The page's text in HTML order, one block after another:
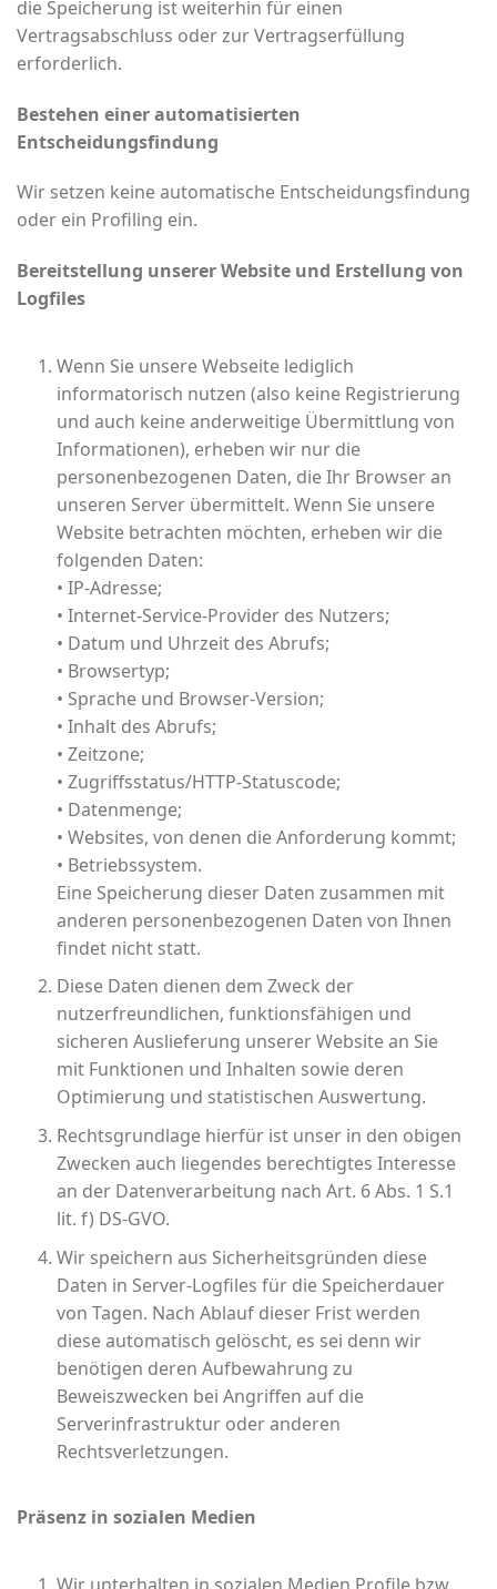
die Speicherung ist weiterhin für einen
Vertragsabschluss oder zur Vertragserfüllung
erforderlich.
Bestehen einer automatisierten
Entscheidungsfindung
Wir setzen keine automatische Entscheidungsfindung
oder ein Profiling ein.
Bereitstellung unserer Website und Erstellung von
Logfiles
Wenn Sie unsere Webseite lediglich
informatorisch nutzen (also keine Registrierung
und auch keine anderweitige Übermittlung von
Informationen), erheben wir nur die
personenbezogenen Daten, die Ihr Browser an
unseren Server übermittelt. Wenn Sie unsere
Website betrachten möchten, erheben wir die
folgenden Daten:
• IP-Adresse;
• Internet-Service-Provider des Nutzers;
• Datum und Uhrzeit des Abrufs;
• Browsertyp;
• Sprache und Browser-Version;
• Inhalt des Abrufs;
• Zeitzone;
• Zugriffsstatus/HTTP-Statuscode;
• Datenmenge;
• Websites, von denen die Anforderung kommt;
• Betriebssystem.
Eine Speicherung dieser Daten zusammen mit
anderen personenbezogenen Daten von Ihnen
findet nicht statt.
Diese Daten dienen dem Zweck der
nutzerfreundlichen, funktionsfähigen und
sicheren Auslieferung unserer Website an Sie
mit Funktionen und Inhalten sowie deren
Optimierung und statistischen Auswertung.
Rechtsgrundlage hierfür ist unser in den obigen
Zwecken auch liegendes berechtigtes Interesse
an der Datenverarbeitung nach Art. 6 Abs. 1 S.1
lit. f) DS-GVO.
Wir speichern aus Sicherheitsgründen diese
Daten in Server-Logfiles für die Speicherdauer
von Tagen. Nach Ablauf dieser Frist werden
diese automatisch gelöscht, es sei denn wir
benötigen deren Aufbewahrung zu
Beweiszwecken bei Angriffen auf die
Serverinfrastruktur oder anderen
Rechtsverletzungen.
Präsenz in sozialen Medien